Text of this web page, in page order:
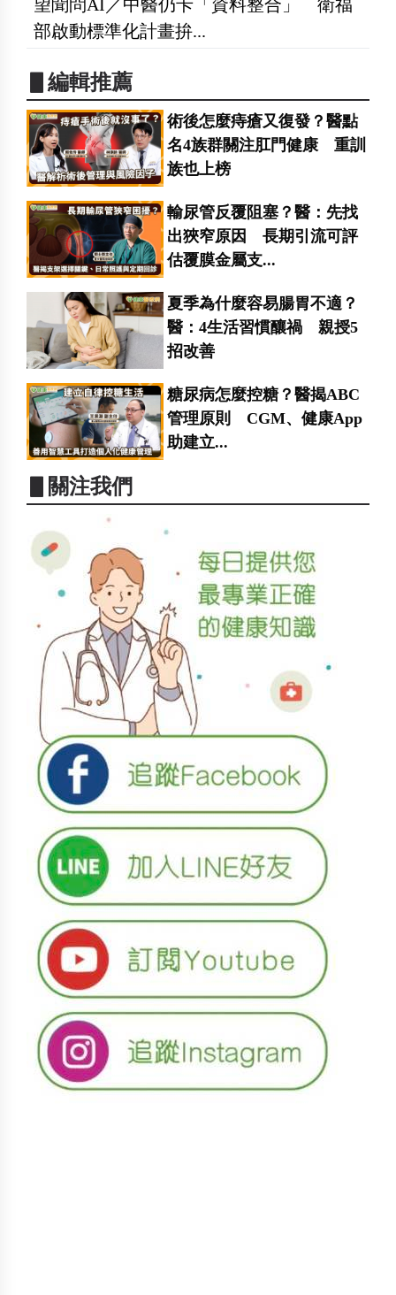
望聞問AI／中醫仍卡「資料整合」 衛福
部啟動標準化計畫拚...
▋編輯推薦
術後怎麼痔瘡又復發？醫點
名4族群關注肛門健康 重訓
族也上榜
輸尿管反覆阻塞？醫：先找
出狹窄原因 長期引流可評
估覆膜金屬支...
夏季為什麼容易腸胃不適？
醫：4生活習慣釀禍 親授5
招改善
糖尿病怎麼控糖？醫揭ABC
管理原則 CGM、健康App
助建立...
▋關注我們